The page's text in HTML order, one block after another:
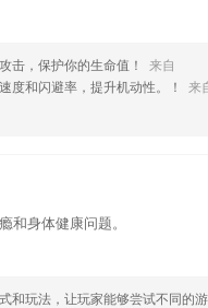
击，保护你的生命值！
来自
度和闪避率，提升机动性。！
来
和身体健康问题。
和玩法，让玩家能够尝试不同的游